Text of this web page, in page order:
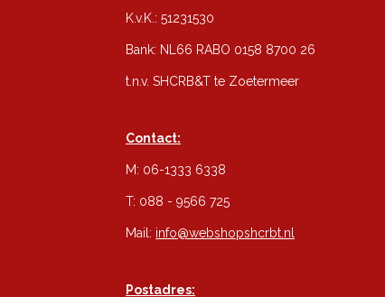
K.v.K.: 51231530
Bank: NL66 RABO 0158 8700 26
t.n.v. SHCRB&T te Zoetermeer
Contact:
M: 06-1333 6338
T: 088 - 9566 725
Mail: info@webshopshcrbt.nl
Postadres: